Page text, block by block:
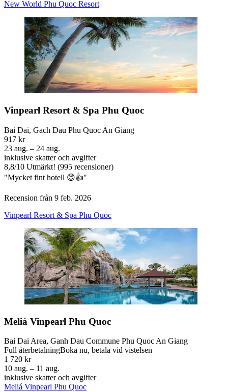
New World Phu Quoc Resort
Vinpearl Resort & Spa Phu Quoc
Bai Dai, Gach Dau Phu Quoc An Giang
917 kr
23 aug. – 24 aug.
inklusive skatter och avgifter
8,8/10 Utmärkt! (995 recensioner)
"Mycket fint hotell 😊👍"
Recension från 9 feb. 2026
Vinpearl Resort & Spa Phu Quoc
Meliá Vinpearl Phu Quoc
Bai Dai Area, Ganh Dau Commune Phu Quoc An Giang
Full återbetalningBoka nu, betala vid vistelsen
1 720 kr
10 aug. – 11 aug.
inklusive skatter och avgifter
Meliá Vinpearl Phu Quoc